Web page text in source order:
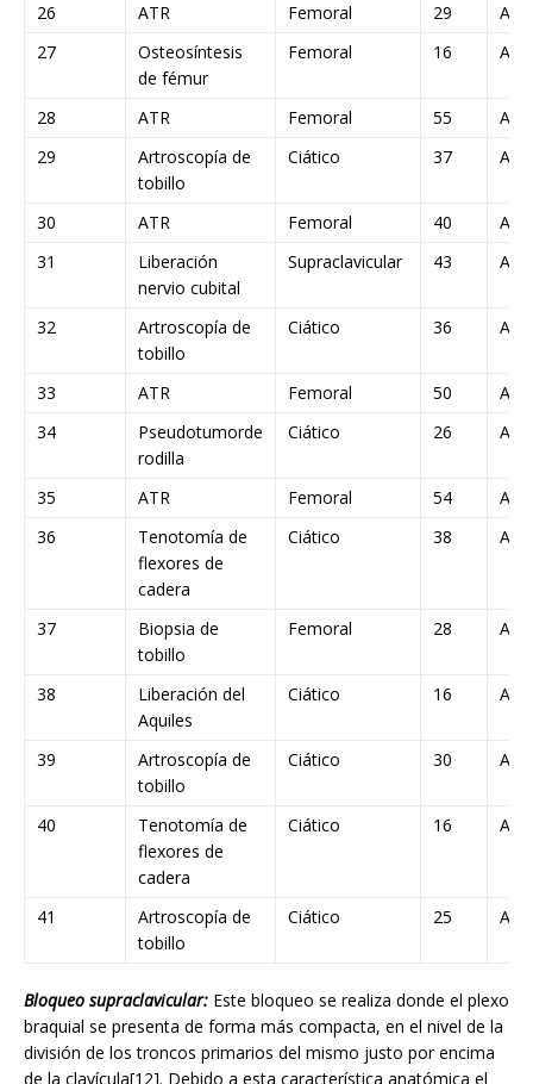
26
ATR Femoral 29
A
27
Osteosíntesis
de fémur
Femoral 16 A
28 ATR Femoral 55
A
29
Artroscopía de
tobillo
Ciático 37 A
30 ATR Femoral 40
A
31
Liberación
nervio cubital
Supraclavicular 43 A
32
Artroscopía de
tobillo
Ciático 36 A
33 ATR Femoral 50
A
34
Pseudotumorde
rodilla
Ciático 26 A
35 ATR Femoral 54
A
36
Tenotomía de
flexores de
cadera
Ciático 38 A
37
Biopsia de
tobillo
Femoral 28 A
38
Liberación del
Aquiles
Ciático 16 A
39
Artroscopía de
tobillo
Ciático 30 A
40
Tenotomía de
flexores de
cadera
Ciático 16 A
41
Artroscopía de
tobillo
Ciático 25 A
Bloqueo supraclavicular: Este bloqueo se realiza donde el plexo
braquial se presenta de forma más compacta, en el nivel de la
división de los troncos primarios del mismo justo por encima
de la clavícula[12]. Debido a esta característica anatómica el